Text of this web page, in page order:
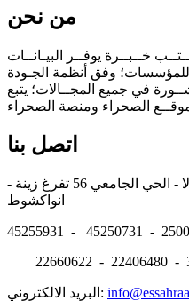
من نحن
خــبــرة يوفــر البيـانــات
للمؤسسات؛ وفق أنظمة الجـودة
في جميع المجــالات؛ يتبع
اتصل بنا
المقر: شارع نيلسون مانيدلا - الحي الجامعي 56 تفرغ زينة -
22660622 - 22406480 -
البريد الالكتروني: